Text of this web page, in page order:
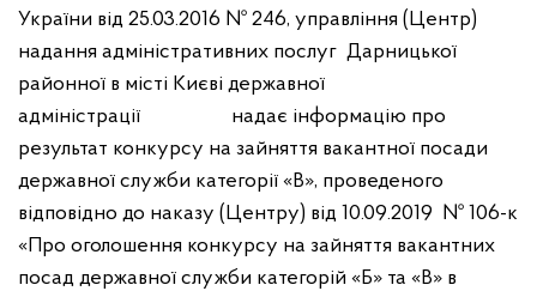
України від 25.03.2016 № 246, управління (Центр)
надання адміністративних послуг Дарницької
районної в місті Києві державної
адміністрації надає інформацію про
результат конкурсу на зайняття вакантної посади
державної служби категорії «В», проведеного
відповідно до наказу (Центру) від 10.09.2019 № 106-к
«Про оголошення конкурсу на зайняття вакантних
посад державної служби категорій «Б» та «В» в